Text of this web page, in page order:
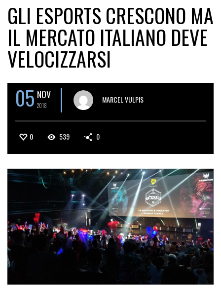
GLI ESPORTS CRESCONO MA
IL MERCATO ITALIANO DEVE
VELOCIZZARSI
05 NOV
2018
MARCEL VULPIS
0 539 0